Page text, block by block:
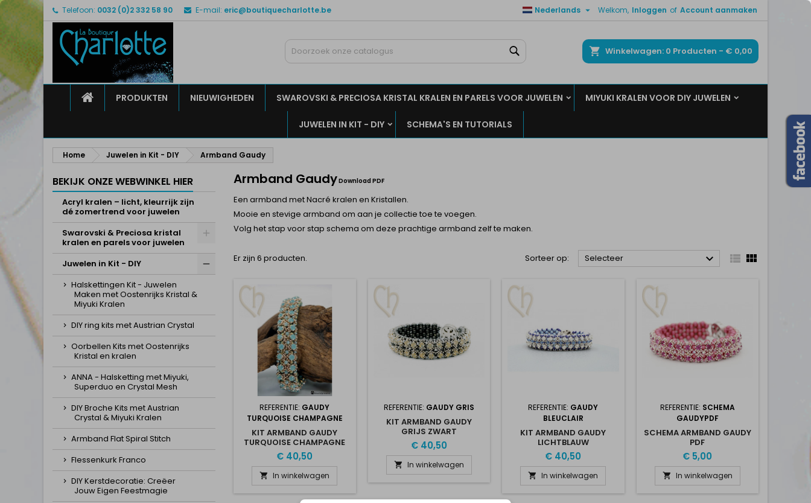
Telefoon: 0032 (0)2 332 58 90 E-mail: eric@boutiquecharlotte.be Welkom, Inloggen of Account aanmaken
Nederlands 
Winkelwagen 0 Producten - € 0,00
HOMEPRODUKTEN NIEUWIGHEDEN SWAROVSKI & PRECIOSA KRISTAL KRALEN EN PARELS VOOR JUWELEN MIYUKI KRALEN VOOR DIY JUWELEN
JUWELEN IN KIT - DIY SCHEMA'S EN TUTORIALS
Home Juwelen in Kit - DIY Armband Gaudy
BEKIJK ONZE WEBWINKEL HIER
Acryl kralen – licht, kleurrijk zijn
dé zomertrend voor juwelen
Swarovski & Preciosa kristal
kralen en parels voor juwelen
Juwelen in Kit - DIY
Halskettingen Kit - Juwelen
Maken met Oostenrijks Kristal &
Miyuki Kralen
DIY ring kits met Austrian Crystal
Oorbellen Kits met Oostenrijks
Kristal en kralen
ANNA - Halsketting met Miyuki,
Superduo en Crystal Mesh
DIY Broche Kits met Austrian
Crystal & Miyuki Kralen
Armband Flat Spiral Stitch
Flessenkurk Franco
DIY Kerstdecoratie: Creëer
Jouw Eigen Feestmagie
Armband GaudyDownload PDF
Een armband met Nacré kralen en Kristallen.
Mooie en stevige armband om aan je collectie toe te voegen.
Volg het stap voor stap schema om deze prachtige armband zelf te maken.
Er zijn 6 producten. Sorteer op: Selecteer   
REFERENTIE: GAUDY
TURQUOISE CHAMPAGNE
KIT ARMBAND GAUDY
TURQUOISE CHAMPAGNE
€ 40,50
 In winkelwagen
REFERENTIE: GAUDY GRIS
KIT ARMBAND GAUDY
GRIJS ZWART
€ 40,50
 In winkelwagen
REFERENTIE: GAUDY
BLEUCLAIR
KIT ARMBAND GAUDY
LICHTBLAUW
€ 40,50
 In winkelwagen
REFERENTIE: SCHEMA
GAUDYPDF
SCHEMA ARMBAND GAUDY
PDF
€ 5,00
 In winkelwagen
Mijn verlanglijsten
Maak een lijst
((modalTitle))
((confirmMessage))
((cancelText)) ((modalDeleteText))
Maak een verlanglijst
Inloggen
U moet ingelogd zijn om producten in uw verlanglijst op te slaan.
Annuleren Inloggen